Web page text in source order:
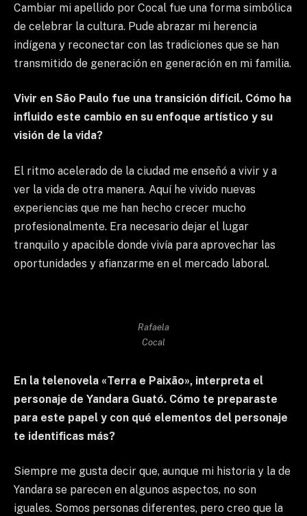
Cambiar mi apellido por Cocal fue una forma simbólica
de celebrar la cultura. Pude abrazar mi herencia
indígena y reconectar con las tradiciones que se han
transmitido de generación en generación en mi familia.
Vivir en São Paulo fue una transición difícil. Cómo ha
influido este cambio en su enfoque artístico y su
visión de la vida?
El ritmo acelerado de la ciudad me enseñó a vivir y a
ver la vida de otra manera. Aquí he vivido nuevas
experiencias que me han hecho crecer mucho
profesionalmente. Era necesario dejar el lugar
tranquilo y apacible donde vivía para aprovechar las
oportunidades y afianzarme en el mercado laboral.
Rafaela
Cocal
En la telenovela «Terra e Paixão», interpreta el
personaje de Yandara Guató. Cómo te preparaste
para este papel y con qué elementos del personaje
te identificas más?
Siempre me gusta decir que, aunque mi historia y la de
Yandara se parecen en algunos aspectos, no son
iguales. Somos personas diferentes, pero creo que la